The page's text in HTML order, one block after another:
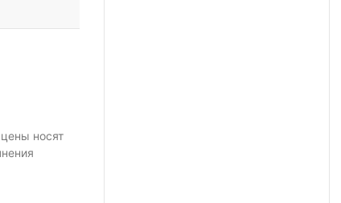
носят